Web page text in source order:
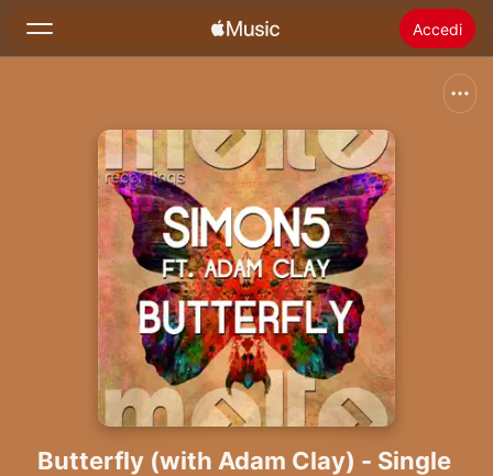
Accedi
Home
Novità
Radio
Installare Apple Music
Butterfly (with Adam Clay) - Single